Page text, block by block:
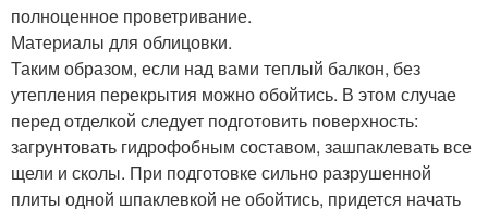
полноценное проветривание.
Материалы для облицовки.
Таким образом, если над вами теплый балкон, без
утепления перекрытия можно обойтись. В этом случае
перед отделкой следует подготовить поверхность:
загрунтовать гидрофобным составом, зашпаклевать все
щели и сколы. При подготовке сильно разрушенной
плиты одной шпаклевкой не обойтись, придется начать